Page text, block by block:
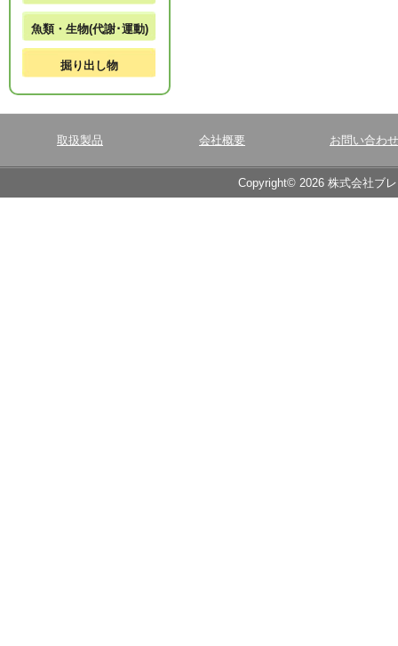
魚類・生物(代謝･運動)
掘り出し物
取扱製品 会社概要 お問い合わせ
Copyright© 2026 株式会社ブ